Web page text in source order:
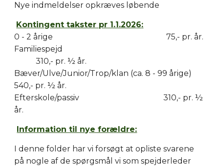
Nye indmeldelser opkræves løbende
Kontingent takster pr 1.1.2026:
0 - 2 årige 75,- pr. år.
Familiespejd
310,- pr. ½ år.
Bæver/Ulve/Junior/Trop/klan (ca. 8 - 99 årige)
540,- pr. ½ år.
Efterskole/passiv310,- pr. ½
år.
Information til nye forældre:
I denne folder har vi forsøgt at opliste svarene
på nogle af de spørgsmål vi som spejderleder